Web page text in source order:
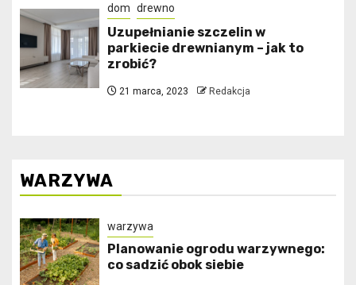
dom drewno
Uzupełnianie szczelin w
parkiecie drewnianym – jak to
zrobić?
21 marca, 2023 Redakcja
WARZYWA
warzywa
Planowanie ogrodu warzywnego:
co sadzić obok siebie